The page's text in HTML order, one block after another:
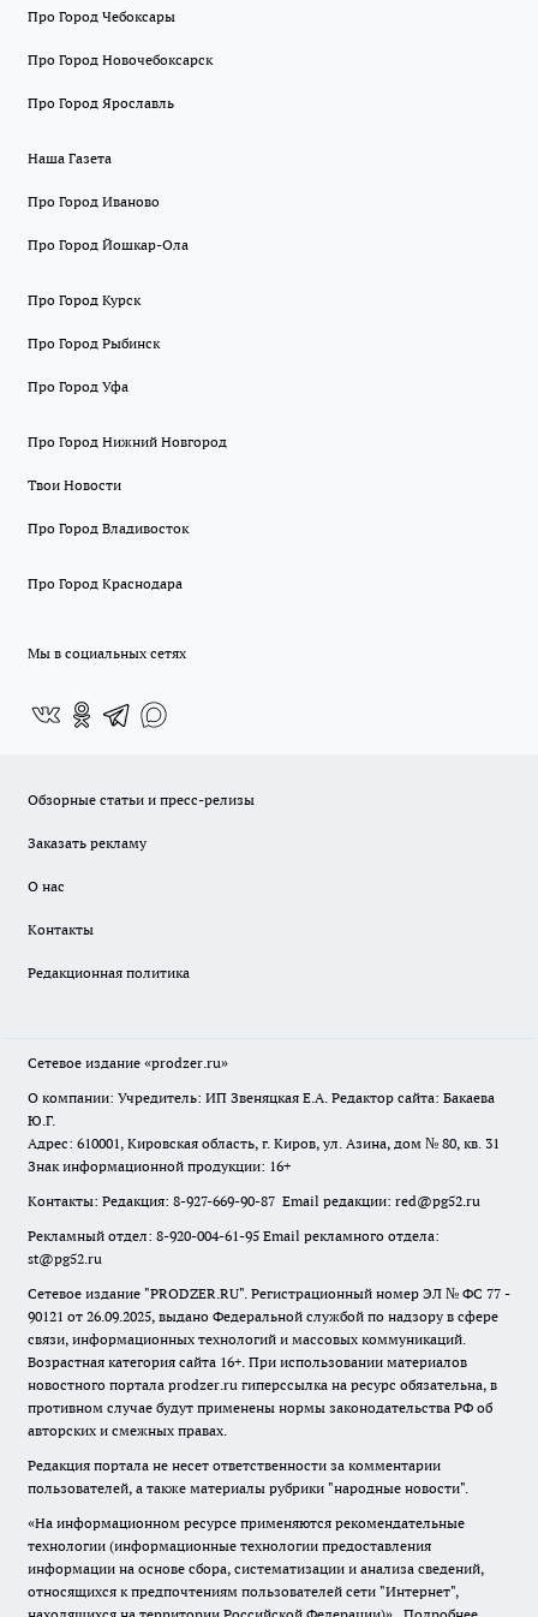
Про Город Чебоксары
Про Город Новочебоксарск
Про Город Ярославль
Наша Газета
Про Город Иваново
Про Город Йошкар-Ола
Про Город Курск
Про Город Рыбинск
Про Город Уфа
Про Город Нижний Новгород
Твои Новости
Про Город Владивосток
Про Город Краснодара
Мы в социальных сетях
Обзорные статьи и пресс-релизы
Заказать рекламу
О нас
Контакты
Редакционная политика
Сетевое издание «prodzer.ru»
О компании: Учредитель: ИП Звеняцкая Е.А. Редактор сайта: Бакаева
Ю.Г.
Адрес: 610001, Кировская область, г. Киров, ул. Азина, дом № 80, кв. 31
Знак информационной продукции: 16+
Контакты: Редакция: 8-927-669-90-87 Email редакции: red@pg52.ru
Рекламный отдел: 8-920-004-61-95 Email рекламного отдела:
st@pg52.ru
Сетевое издание "PRODZER.RU". Регистрационный номер ЭЛ № ФС 77 -
90121 от 26.09.2025, выдано Федеральной службой по надзору в сфере
связи, информационных технологий и массовых коммуникаций.
Возрастная категория сайта 16+. При использовании материалов
новостного портала prodzer.ru гиперссылка на ресурс обязательна, в
противном случае будут применены нормы законодательства РФ об
авторских и смежных правах.
Редакция портала не несет ответственности за комментарии
пользователей, а также материалы рубрики "народные новости".
«На информационном ресурсе применяются рекомендательные
технологии (информационные технологии предоставления
информации на основе сбора, систематизации и анализа сведений,
относящихся к предпочтениям пользователей сети "Интернет",